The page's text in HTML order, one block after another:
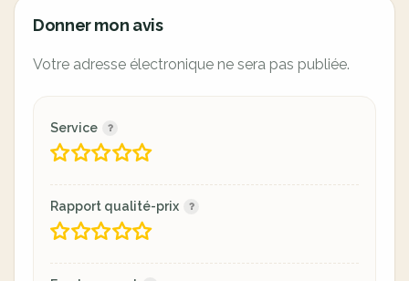
Donner mon avis
Votre adresse électronique ne sera pas publiée.
Service
Rapport qualité-prix